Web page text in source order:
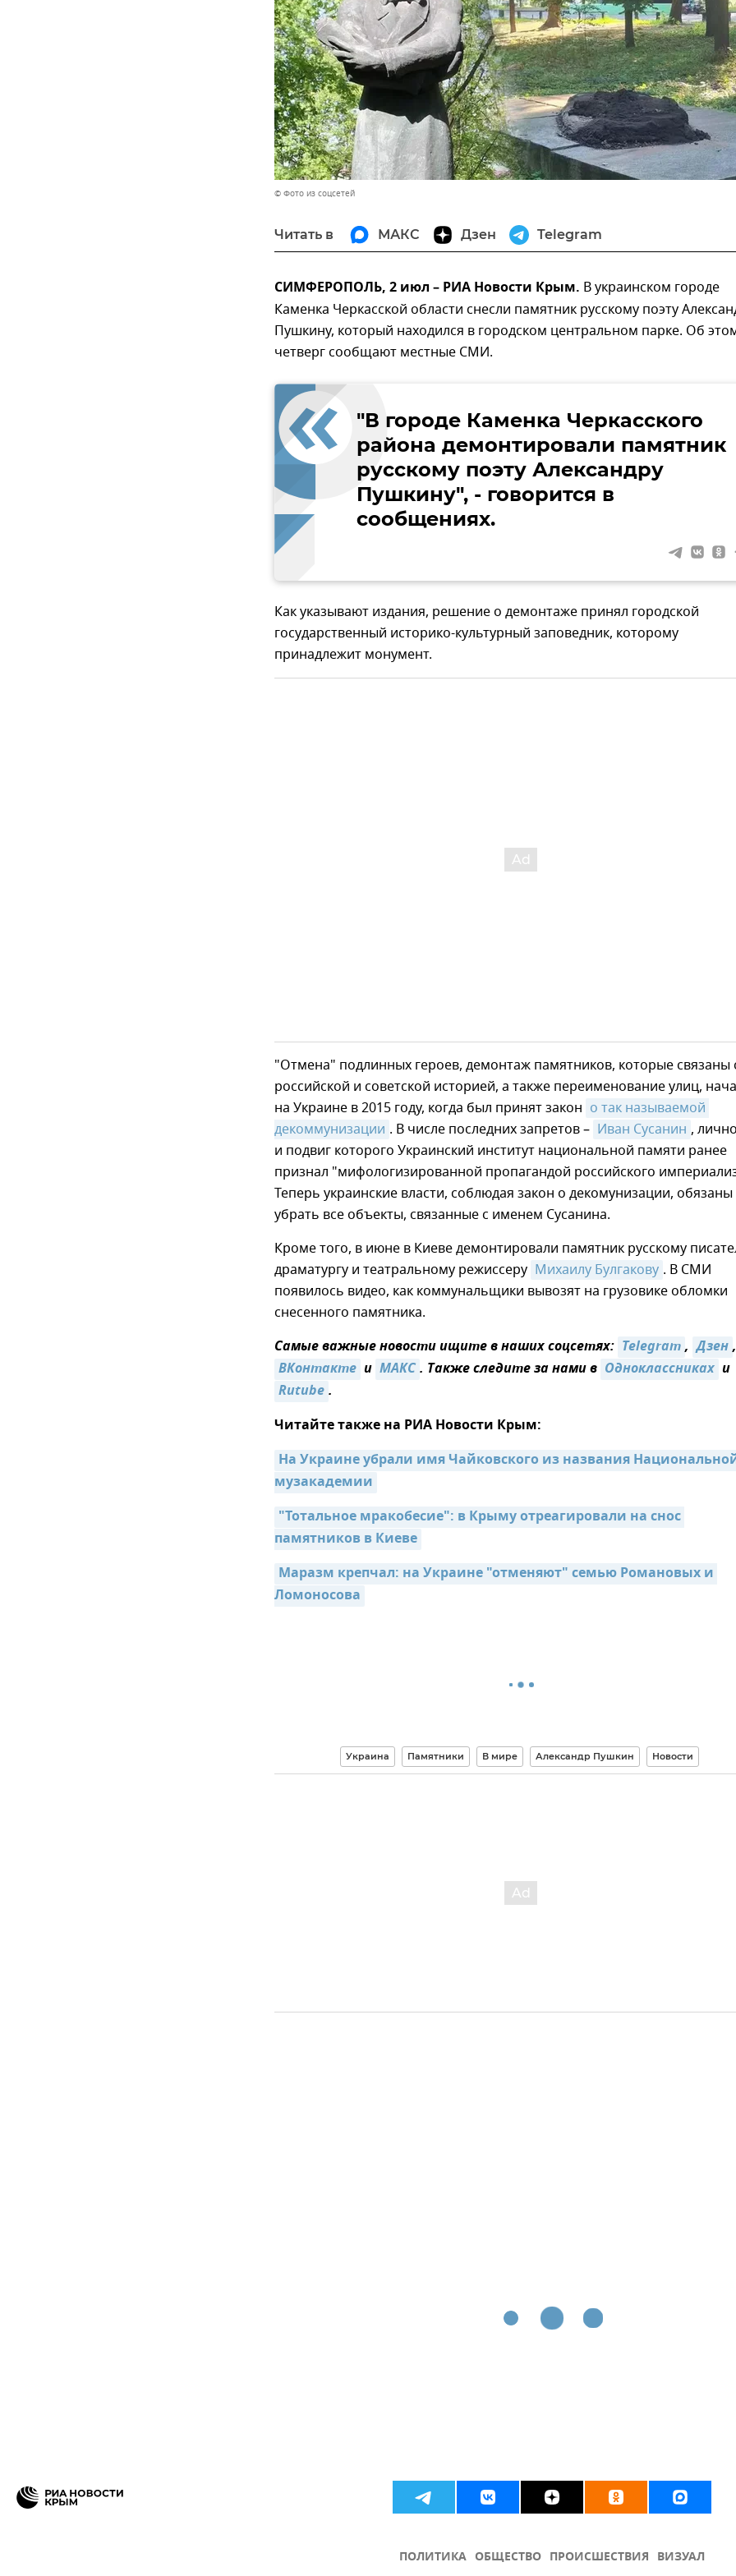
© Фото из соцсетей
Читать в МАКС Дзен Telegram
СИМФЕРОПОЛЬ, 2 июл – РИА Новости Крым. В украинском городе
Каменка Черкасской области снесли памятник русскому поэту
Пушкину, который находился в городском центральном парке. Об
четверг сообщают местные СМИ.
"В городе Каменка Черкасского
района демонтировали памятник
русскому поэту Александру
Пушкину", - говорится в
сообщениях.
Как указывают издания, решение о демонтаже принял городской
государственный историко-культурный заповедник, которому
принадлежит монумент.
"Отмена" подлинных героев, демонтаж памятников, которые связаны
российской и советской историей, а также переименование улиц,
на Украине в 2015 году, когда был принят закон о так называемой
декоммунизации . В числе последних запретов – Иван Сусанин ,
и подвиг которого Украинский институт национальной памяти ранее
признал "мифологизированной пропагандой российского
Теперь украинские власти, соблюдая закон о декомунизации, обязаны
убрать все объекты, связанные с именем Сусанина.
Кроме того, в июне в Киеве демонтировали памятник русскому
драматургу и театральному режиссеру Михаилу Булгакову . В СМИ
появилось видео, как коммунальщики вывозят на грузовике обломки
снесенного памятника.
Самые важные новости ищите в наших соцсетях: Telegram, Дзен,
ВКонтакте и MAКС. Также следите за нами в Одноклассниках и
Rutube.
Читайте также на РИА Новости Крым:
На Украине убрали имя Чайковского из названия
музакадемии
"Тотальное мракобесие": в Крыму отреагировали на снос
памятников в Киеве
Маразм крепчал: на Украине "отменяют" семью Романовых и
Ломоносова
Украина Памятники В мире Александр Пушкин Новости
ПОЛИТИКА ОБЩЕСТВО ПРОИСШЕСТВИЯ ВИЗУАЛ